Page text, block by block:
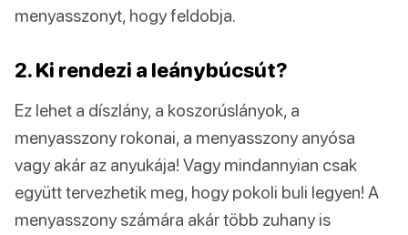
menyasszonyt, hogy feldobja.
2. Ki rendezi a leánybúcsút?
Ez lehet a díszlány, a koszorúslányok, a
menyasszony rokonai, a menyasszony anyósa
vagy akár az anyukája! Vagy mindannyian csak
együtt tervezhetik meg, hogy pokoli buli legyen! A
menyasszony számára akár több zuhany is